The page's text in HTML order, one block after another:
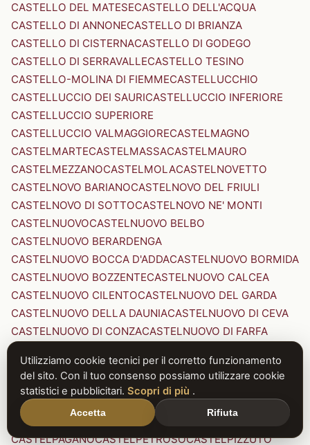
CASTELLO DEL MATESECASTELLO DELL'ACQUA
CASTELLO DI ANNONECASTELLO DI BRIANZA
CASTELLO DI CISTERNACASTELLO DI GODEGO
CASTELLO DI SERRAVALLECASTELLO TESINO
CASTELLO-MOLINA DI FIEMMECASTELLUCCHIO
CASTELLUCCIO DEI SAURICASTELLUCCIO INFERIORE
CASTELLUCCIO SUPERIORE
CASTELLUCCIO VALMAGGIORECASTELMAGNO
CASTELMARTECASTELMASSACASTELMAURO
CASTELMEZZANOCASTELMOLACASTELNOVETTO
CASTELNOVO BARIANOCASTELNOVO DEL FRIULI
CASTELNOVO DI SOTTOCASTELNOVO NE' MONTI
CASTELNUOVOCASTELNUOVO BELBO
CASTELNUOVO BERARDENGA
CASTELNUOVO BOCCA D'ADDACASTELNUOVO BORMIDA
CASTELNUOVO BOZZENTECASTELNUOVO CALCEA
CASTELNUOVO CILENTOCASTELNUOVO DEL GARDA
CASTELNUOVO DELLA DAUNIACASTELNUOVO DI CEVA
CASTELNUOVO DI CONZACASTELNUOVO DI FARFA
CASTELNUOVO DI PORTO CASTELNUOVO DON BOSCO
CASTELNUOVO MAGRACASTELNUOVO NIGRA
CASTELNUOVO PARANOCASTELNUOVO RANGONE
CASTELNUOVO SCRIVIA
CASTELNUOVO VAL DI CECINA
CASTELPAGANOCASTELPETROSOCASTELPIZZUTO
Utilizziamo cookie tecnici per il corretto funzionamento
del sito. Con il tuo consenso possiamo utilizzare cookie
statistici e pubblicitari. Scopri di più .
Accetta Rifiuta